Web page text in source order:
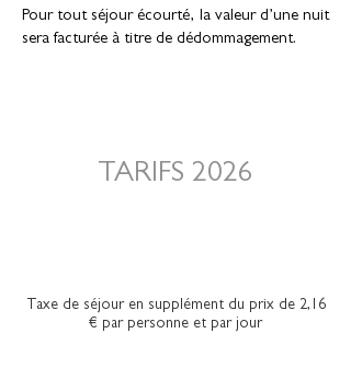
Pour tout séjour écourté, la valeur d’une nuit
sera facturée à titre de dédommagement.
TARIFS 2026
Taxe de séjour en supplément du prix de 2,16
€ par personne et par jour